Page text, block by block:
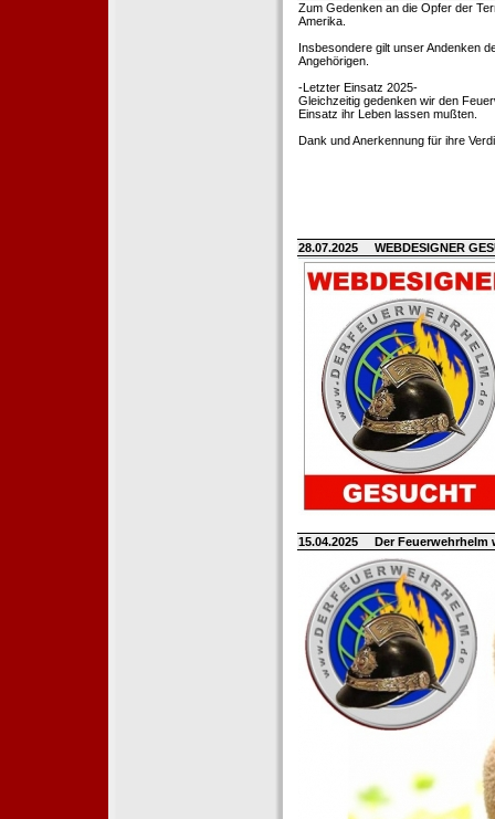
Zum Gedenken an die Opfer der
Amerika.
Insbesondere gilt unser Andenken
Angehörigen.
-Letzter Einsatz 2025-
Gleichzeitig gedenken wir den
Einsatz ihr Leben lassen mußten.
Dank und Anerkennung für ihre
28.07.2025 WEBDESIGNER
15.04.2025 Der